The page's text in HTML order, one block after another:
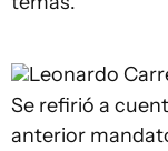
Leonardo
Se refirió a
anterior